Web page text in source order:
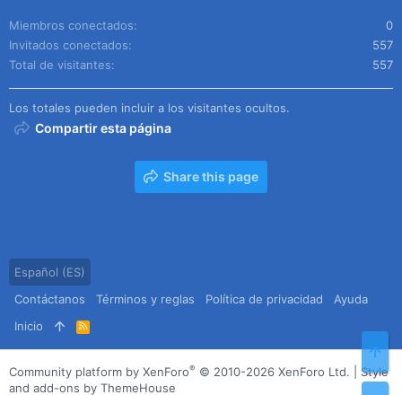
Miembros conectados
0
Invitados conectados
557
Total de visitantes
557
Los totales pueden incluir a los visitantes ocultos.
Compartir esta página
Share this page
Español (ES)
Contáctanos
Términos y reglas Política de privacidad
Ayuda
Inicio
R
S
S
Community platform by XenForo® © 2010-2026 XenForo Ltd.
Style
and add-ons by ThemeHouse